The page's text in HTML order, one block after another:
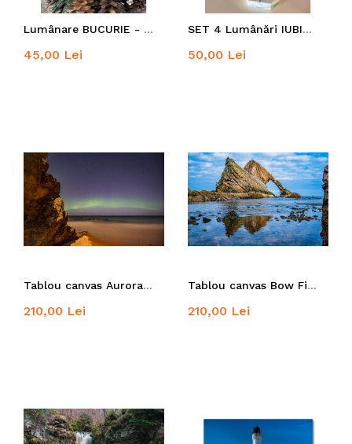
Lumânare BUCURIE - lumânare din ceară de albine 100% naturală
45,00 Lei
SET 4 Lumânări IUBIRE din ceară de albine 100% naturală
50,00 Lei
Tablou canvas Aurora Boreală pe plaja Lossiemouth
210,00 Lei
Tablou canvas Bow Fiddle Rock
210,00 Lei